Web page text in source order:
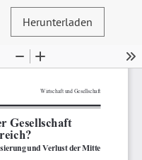
Herunterladen